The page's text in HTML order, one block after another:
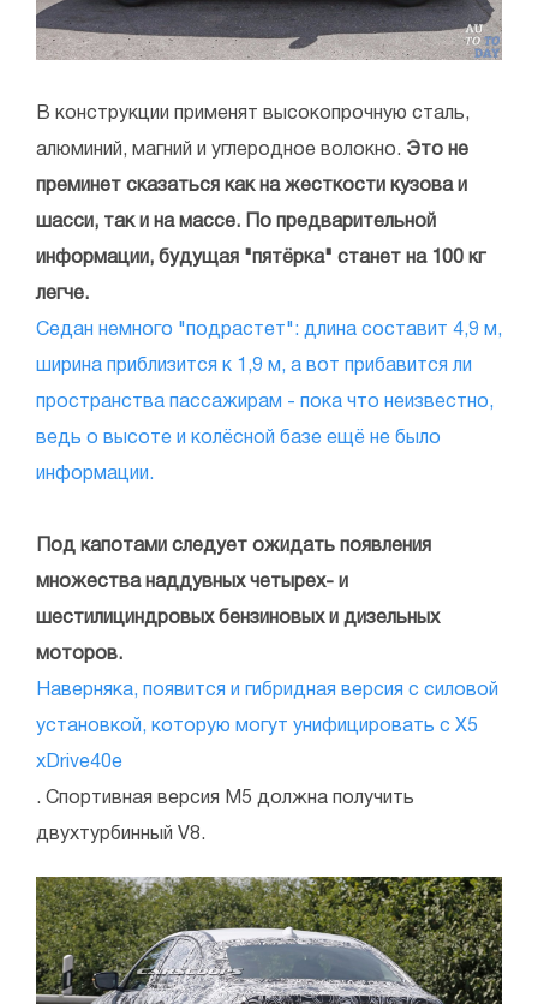
В конструкции применят высокопрочную сталь,
алюминий, магний и углеродное волокно. Это не
преминет сказаться как на жесткости кузова и
шасси, так и на массе. По предварительной
информации, будущая "пятёрка" станет на 100 кг
легче.
Седан немного "подрастет": длина составит 4,9 м,
ширина приблизится к 1,9 м, а вот прибавится ли
пространства пассажирам - пока что неизвестно,
ведь о высоте и колёсной базе ещё не было
информации.
Под капотами следует ожидать появления
множества наддувных четырех- и
шестилициндровых бензиновых и дизельных
моторов.
Наверняка, появится и гибридная версия с силовой
установкой, которую могут унифицировать с X5
xDrive40e
. Спортивная версия M5 должна получить
двухтурбинный V8.